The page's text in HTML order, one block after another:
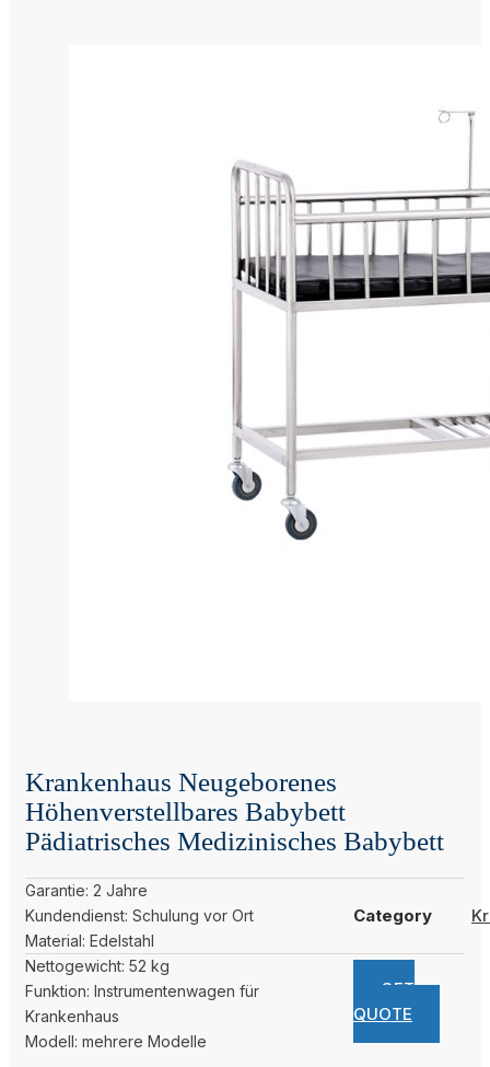
Krankenhaus Neugeborenes
Höhenverstellbares Babybett
Pädiatrisches Medizinisches Babybett
Garantie: 2 Jahre
Kundendienst: Schulung vor Ort
Material: Edelstahl
Nettogewicht: 52 kg
Funktion: Instrumentenwagen für
Krankenhaus
Modell: mehrere Modelle
Category
GET
QUOTE